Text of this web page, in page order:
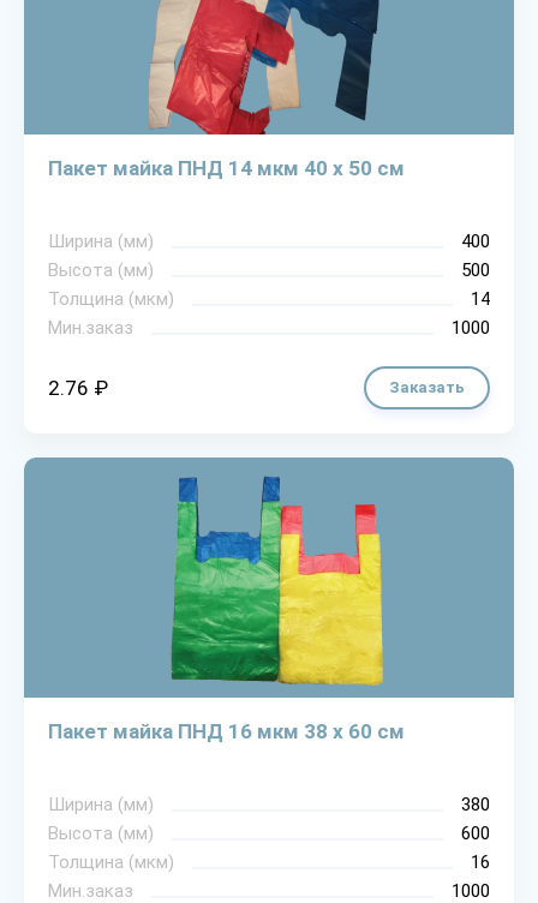
Пакет майка ПНД 14 мкм 40 х 50 см
Ширина (мм)
400
Высота (мм)
500
Толщина (мкм)
14
Мин.заказ
1000
2.76 ₽ Заказать
Пакет майка ПНД 16 мкм 38 х 60 см
Ширина (мм)
380
Высота (мм)
600
Толщина (мкм)
16
Мин.заказ
1000